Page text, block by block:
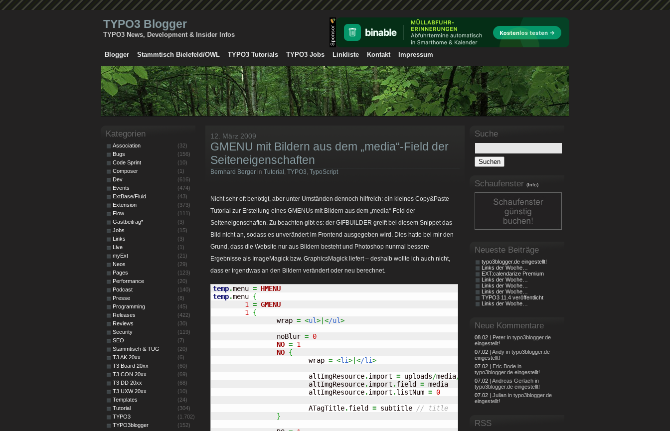
TYPO3 Blogger
TYPO3 News, Development & Insider Infos
Blogger Stammtisch Bielefeld/OWL TYPO3 Tutorials TYPO3 Jobs Linkliste Kontakt Impressum
12. März 2009
GMENU mit Bildern aus dem „media“-Field der
Seiteneigenschaften
Bernhard Berger in Tutorial , TYPO3, TypoScript
Nicht sehr oft benötigt, aber unter Umständen dennoch hilfreich: ein kleines Copy&Paste
Tutorial zur Erstellung eines GMENUs mit Bildern aus dem „media“-Feld der
Seiteneigenschaften. Zu beachten gibt es: der GIFBUILDER greift bei diesem Snippet das
Bild nicht an, sodass es unverändert im Frontend ausgegeben wird. Dies hatte bei mir den
Grund, dass die Website nur aus Bildern besteht und Photoshop nunmal bessere
Ergebnisse als ImageMagick bzw. GraphicsMagick liefert – deshalb wollte ich auch nicht,
dass er irgendwas an den Bildern verändert oder neu berechnet.
temp.menu = HMENU
temp.menu {
1
= GMENU
1
{
		wrap
= <ul>|</ul>
		noBlur
= 0
NO = 1
NO {
			wrap
= <li>|</li>
			altImgResource
.import = uploads/media/
			altImgResource
.import .field = media
			altImgResource
.import .listNum = 0
			ATagTitle
.field = subtitle
// title
}
Suche
Schaufenster (Info)
Neueste Beiträge
typo3blogger.de eingestellt!
Links der Woche…
EXT:calendarize Premium
Links der Woche…
Links der Woche…
Links der Woche…
TYPO3 11.4 veröffentlicht
Links der Woche…
Neue Kommentare
08.02 | Peter in typo3blogger.de
eingestellt!
07.02 | Andy in typo3blogger.de
eingestellt!
07.02 | Eric Bode in
typo3blogger.de eingestellt!
07.02 | Andreas Gerlach in
typo3blogger.de eingestellt!
07.02 | Julian in typo3blogger.de
eingestellt!
RSS
Kategorien
Association
(32)
Bugs
(156)
Code Sprint
(10)
Composer
(1)
Dev
(616)
Events
(474)
ExtBase/Fluid
(43)
Extension
(373)
Flow
(111)
Gastbeitrag*
(3)
Jobs
(15)
Links
(3)
Live
(1)
myExt
(21)
Neos
(29)
Pages
(123)
Performance
(20)
Podcast
(140)
Presse
(8)
Programming
(45)
Releases
(422)
Reviews
(30)
Security
(119)
SEO
(7)
Stammtisch & TUG
(20)
T3 AK 20xx
(6)
T3 Board 20xx
(60)
T3 CON 20xx
(69)
T3 DD 20xx
(68)
T3 UXW 20xx
(10)
Templates
(24)
Tutorial
(304)
TYPO3
(1.702)
TYPO3blogger
(152)